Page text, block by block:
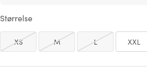
Størrelse
XS M L XXL